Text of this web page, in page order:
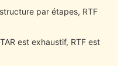
par étapes, RTF
est exhaustif, RTF est